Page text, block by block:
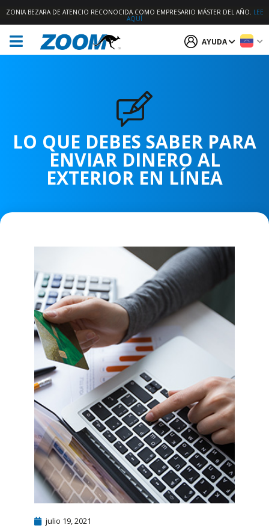
ZONIA BEZARA DE ATENCIO RECONOCIDA COMO EMPRESARIO MÁSTER DEL AÑO. LEE
AQUÍ
AYUDA
LO QUE DEBES SABER PARA
ENVIAR DINERO AL
EXTERIOR EN LÍNEA
julio 19, 2021